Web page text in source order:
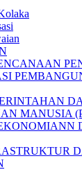
MANUSIA